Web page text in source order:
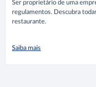
Ser proprietário de uma
regulamentos. Descubra
restaurante.
Saiba mais